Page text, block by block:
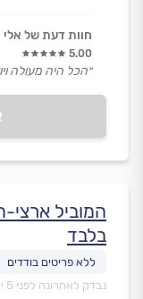
חוות דעת של אלי
5.00
״הכל היה מעולה
המוביל ארצי-
בלבד
נבדק לאחרונה לפני 5 ימים